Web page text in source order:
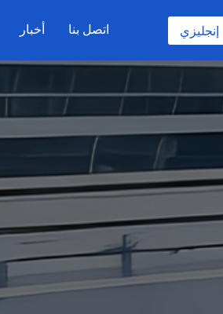
أخبار اتصل بنا إنجليزي